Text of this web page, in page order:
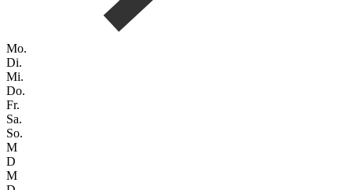
Mo.
Di.
Mi.
Do.
Fr.
Sa.
So.
M
D
M